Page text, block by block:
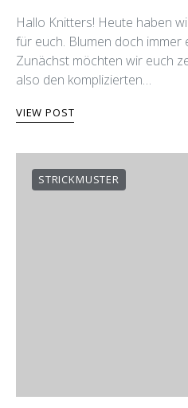
Hallo Knitters! Heute haben
für euch. Blumen doch immer
Zunächst möchten wir euch
also den komplizierten…
VIEW POST
STRICKMUSTER